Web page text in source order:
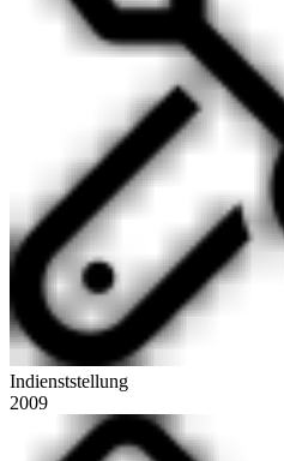
Indienststellung
2009